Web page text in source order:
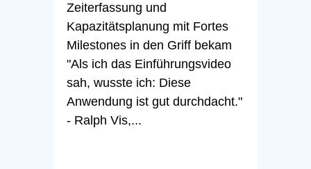
Zeiterfassung und
Kapazitätsplanung mit Fortes
Milestones in den Griff bekam
"Als ich das Einführungsvideo
sah, wusste ich: Diese
Anwendung ist gut durchdacht."
- Ralph Vis,...